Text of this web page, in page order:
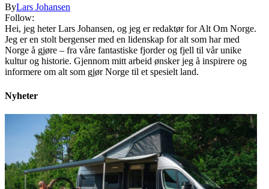
ByLars Johansen
Follow:
Hei, jeg heter Lars Johansen, og jeg er redaktør for Alt Om Norge.
Jeg er en stolt bergenser med en lidenskap for alt som har med
Norge å gjøre – fra våre fantastiske fjorder og fjell til vår unike
kultur og historie. Gjennom mitt arbeid ønsker jeg å inspirere og
informere om alt som gjør Norge til et spesielt land.
Nyheter